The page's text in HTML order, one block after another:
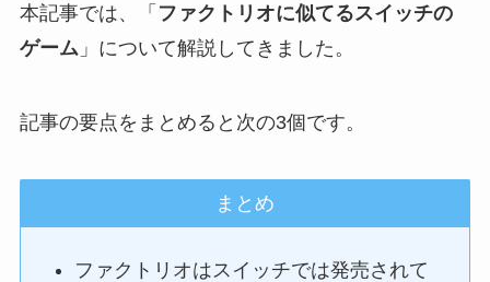
本記事では、「 ファクトリオに似てるスイッチの
ゲーム」について解説してきました。
記事の要点をまとめると次の3個です。
まとめ
ファクトリオはスイッチでは発売されて